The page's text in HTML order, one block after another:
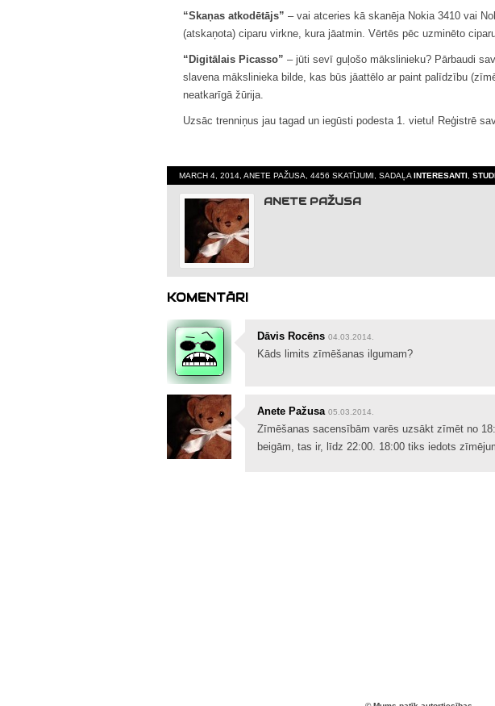
“Skaņas atkodētājs” – vai atceries kā skanēja Nokia 3410 vai
(atskaņota) ciparu virkne, kura jāatmin. Vērtēs pēc uzminēto
“Digitālais Picasso” – jūti sevī guļošo mākslinieku? Pārbaudi
slavena mākslinieka bilde, kas būs jāattēlo ar paint palīdzību
neatkarīgā žūrija.
Uzsāc trenniņus jau tagad un iegūsti podesta 1. vietu! Reģistrē
MARCH 4, 2014, ANETE PAŽUSA, 4456 SKATĪJUMI, SADAĻA INTERESANTI
ANETE PAŽUSA
KOMENTĀRI
Dāvis Rocēns 04.03.2014.
Kāds limits zīmēšanas ilgumam?
Anete Pažusa 05.03.2014.
Zīmēšanas sacensībām varēs uzsākt zīmēt no
beigām, tas ir, līdz 22:00. 18:00 tiks iedots